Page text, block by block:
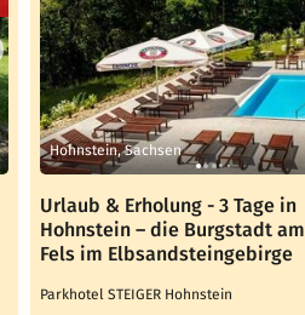
Hohnstein, Sachsen
Urlaub & Erholung - 3 Tage in
Hohnstein – die Burgstadt am
Fels im Elbsandsteingebirge
Parkhotel STEIGER Hohnstein